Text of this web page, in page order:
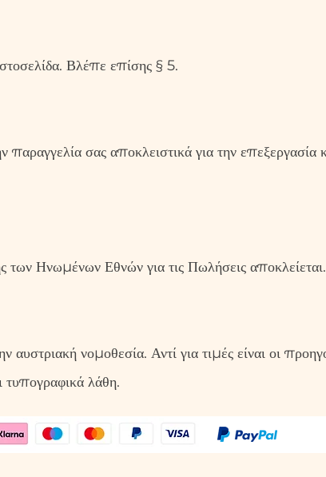
Βλέπε επίσης § 5.
σας αποκλειστικά για την επεξεργασία
Ηνωμένων Εθνών για τις Πωλήσεις αποκλείεται.
νομοθεσία. Αντί για τιμές είναι οι
λάθη.